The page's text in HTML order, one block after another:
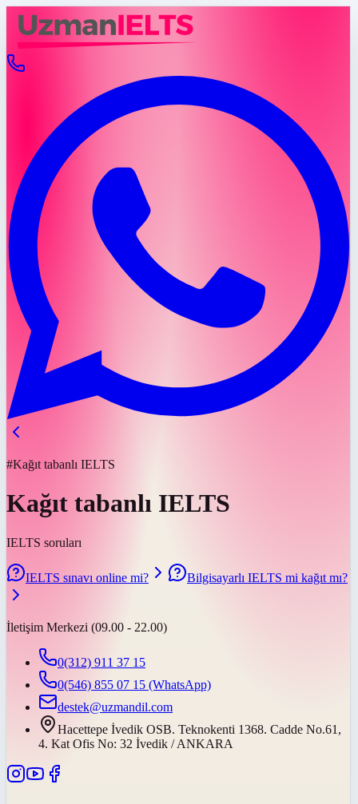
#Kağıt tabanlı IELTS
Kağıt tabanlı IELTS
IELTS soruları
IELTS sınavı online mi? Bilgisayarlı IELTS mi kağıt mı?
İletişim Merkezi (09.00 - 22.00)
0(312) 911 37 15
0(546) 855 07 15 (WhatsApp)
destek@uzmandil.com
Hacettepe İvedik OSB. Teknokenti 1368. Cadde No.61,
4. Kat Ofis No: 32 İvedik / ANKARA